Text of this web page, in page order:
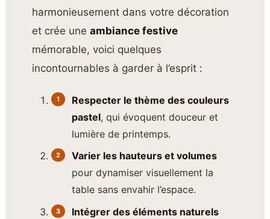
harmonieusement dans votre décoration
et crée uneambiance festive
mémorable, voici quelques
incontournables à garder à l’esprit :
Respecter le thème des couleurs
pastel, qui évoquent douceur et
lumière de printemps.
Varier les hauteurs et volumes
pour dynamiser visuellement la
table sans envahir l’espace.
Intégrer des éléments naturels